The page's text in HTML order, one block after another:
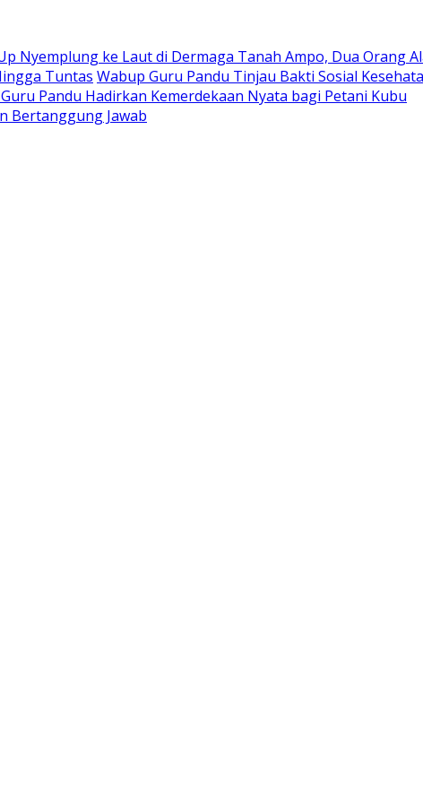
Nyemplung ke Laut di Dermaga Tanah Ampo, Dua Orang
Tuntas Wabup Guru Pandu Tinjau Bakti Sosial
Pandu Hadirkan Kemerdekaan Nyata bagi Petani Kubu